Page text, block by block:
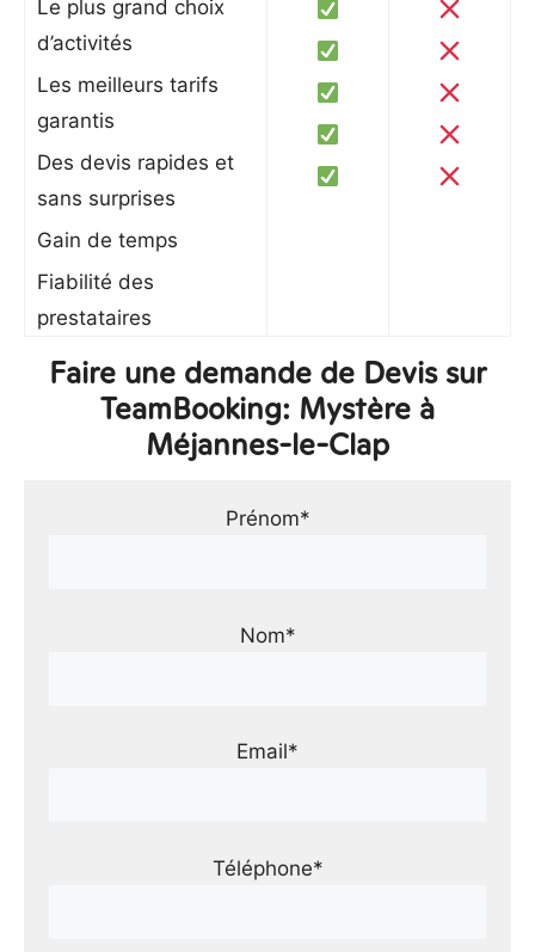
Le plus grand choix
d’activités
Les meilleurs tarifs
garantis
Des devis rapides et
sans surprises
Gain de temps
Fiabilité des
prestataires
Faire une demande de Devis sur
TeamBooking: Mystère à
Méjannes-le-Clap
Prénom*
Nom*
Email*
Téléphone*